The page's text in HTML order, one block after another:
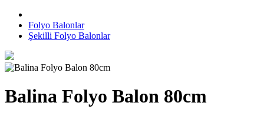
Folyo Balonlar
Şekilli Folyo Balonlar
Balina Folyo Balon 80cm